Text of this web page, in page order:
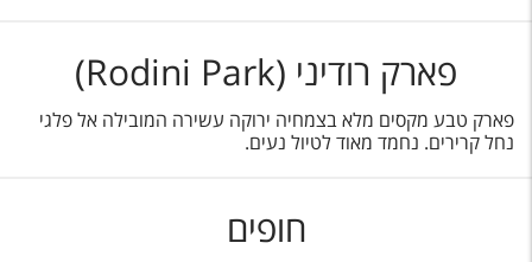
פארק רודיני (Rodini Park)
פארק טבע מקסים מלא בצמחיה ירוקה עשירה המובילה אל פלגי
נחל קרירים. נחמד מאוד לטיול נעים.
חופים